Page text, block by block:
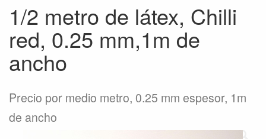
1/2 metro de látex, Chilli
red, 0.25 mm,1m de
ancho
Precio por medio metro, 0.25 mm espesor, 1m
de ancho